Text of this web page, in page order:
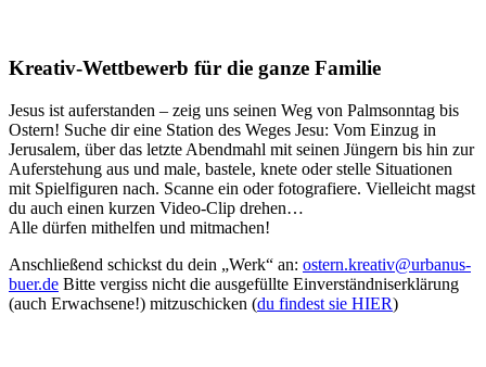
Kreativ-Wettbewerb für die ganze Familie
Jesus ist auferstanden – zeig uns seinen Weg von Palmsonntag bis
Ostern! Suche dir eine Station des Weges Jesu: Vom Einzug in
Jerusalem, über das letzte Abendmahl mit seinen Jüngern bis hin zur
Auferstehung aus und male, bastele, knete oder stelle Situationen
mit Spielfiguren nach. Scanne ein oder fotografiere. Vielleicht magst
du auch einen kurzen Video-Clip drehen…
Alle dürfen mithelfen und mitmachen!
Anschließend schickst du dein „Werk“ an: ostern.kreativ@urbanus-
buer.de Bitte vergiss nicht die ausgefüllte Einverständniserklärung
(auch Erwachsene!) mitzuschicken (du findest sie HIER)